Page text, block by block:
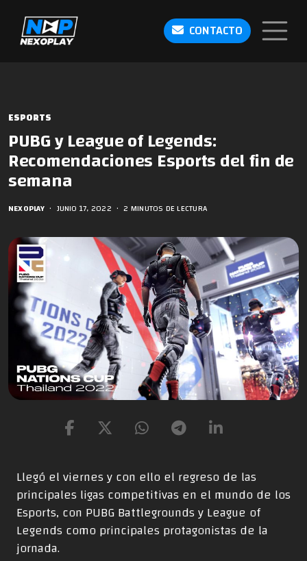
CONTACTO
ESPORTS
PUBG y League of Legends:
Recomendaciones Esports del fin de
semana
NEXOPLAY • JUNIO 17, 2022 • 2 MINUTOS DE LECTURA
Llegó el viernes y con ello el regreso de las
principales ligas competitivas en el mundo de los
Esports, con PUBG Battlegrounds y League of
Legends como principales protagonistas de la
jornada.